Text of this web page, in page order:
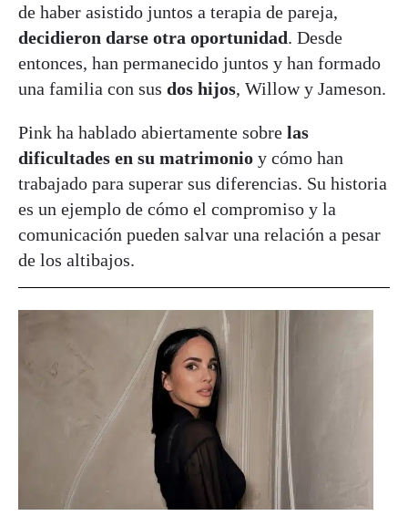
de haber asistido juntos a terapia de pareja,
decidieron darse otra oportunidad. Desde
entonces, han permanecido juntos y han formado
una familia con sus dos hijos, Willow y Jameson.
Pink ha hablado abiertamente sobre las
dificultades en su matrimonio y cómo han
trabajado para superar sus diferencias. Su historia
es un ejemplo de cómo el compromiso y la
comunicación pueden salvar una relación a pesar
de los altibajos.